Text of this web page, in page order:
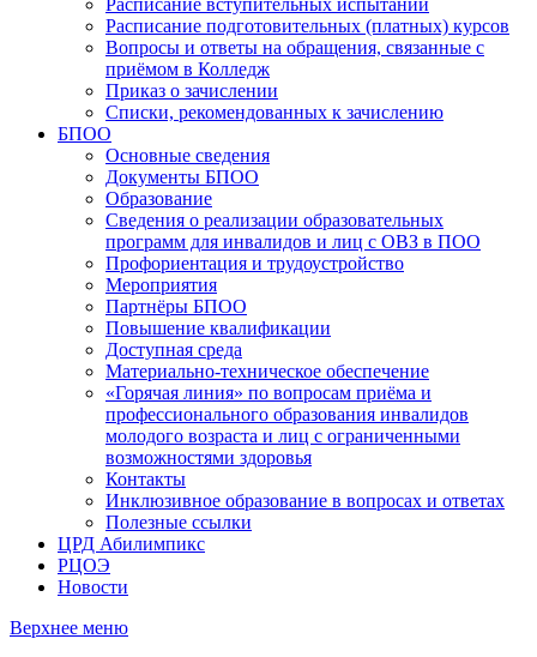
Расписание вступительных испытаний
Расписание подготовительных (платных) курсов
Вопросы и ответы на обращения, связанные с
приёмом в Колледж
Приказ о зачислении
Списки, рекомендованных к зачислению
БПОО
Основные сведения
Документы БПОО
Образование
Сведения о реализации образовательных
программ для инвалидов и лиц с ОВЗ в ПОО
Профориентация и трудоустройство
Мероприятия
Партнёры БПОО
Повышение квалификации
Доступная среда
Материально-техническое обеспечение
«Горячая линия» по вопросам приёма и
профессионального образования инвалидов
молодого возраста и лиц с ограниченными
возможностями здоровья
Контакты
Инклюзивное образование в вопросах и ответах
Полезные ссылки
ЦРД Абилимпикс
РЦОЭ
Новости
Верхнее меню